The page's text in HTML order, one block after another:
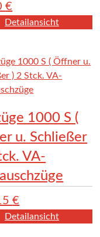
€
Detailansicht
1000 S (
u. Schließer
VA-
€
Detailansicht